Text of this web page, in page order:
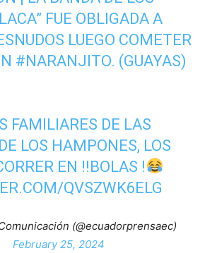
FUE OBLIGADA A
LUEGO COMETER
#NARANJITO. (GUAYAS)
FAMILIARES DE LAS
LOS HAMPONES, LOS
EN !!BOLAS !
QVSZWK6ELG
(@ecuadorprensaec)
February 25, 2024